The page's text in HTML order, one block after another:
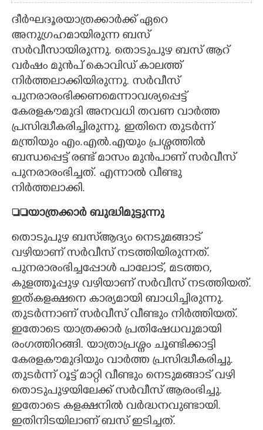
ദീർഘദൂരയാത്രക്കാർക്ക് ഏറെ
അനുഗ്രഹമായിരുന്ന ബസ്
സർവീസായിരുന്നു. തൊടുപുഴ ബസ് ആറ്
വർഷം മുൻപ് കൊവിഡ് കാലത്ത്
നിർത്തലാക്കിയിരുന്നു. സർവീസ്
പുനരാരംഭിക്കണമെന്നാവശ്യപ്പെട്ട്
കേരളകൗമുദി അനവധി തവണ വാർത്ത
പ്രസിദ്ധീകരിച്ചിരുന്നു. ഇതിനെ തുടർന്ന്
മന്ത്രിയും എം.എൽ.എയും പ്രശ്നത്തിൽ
ബന്ധപ്പെട്ട് രണ്ട് മാസം മുൻപാണ് സർവീസ്
പുനരാരംഭിച്ചത്. എന്നാൽ വീണ്ടു
നിർത്തലാക്കി.
യാത്രക്കാർ ബുദ്ധിമുട്ടുന്നു
തൊടുപുഴ ബസ്ആദ്യം നെടുമങ്ങാട്
വഴിയാണ് സർവീസ് നടത്തിയിരുന്നത്.
പുനരാരംഭിച്ചപ്പോൾ പാലോട്, മടത്തറ,
കുളത്തൂപ്പുഴ വഴിയാണ് സർവീസ് നടത്തിയത്.
ഇത്കളക്ഷനെ കാര്യമായി ബാധിച്ചിരുന്നു.
തുടർന്നാണ് സർവീസ് വീണ്ടും നിർത്തിയത്.
ഇതോടെ യാത്രക്കാർ പ്രതിഷേധവുമായി
രംഗത്തിറങ്ങി. യാത്രാപ്രശ്നം ചൂണ്ടിക്കാട്ടി
കേരളകൗമുദിയും വാർത്ത പ്രസിദ്ധീകരിച്ചു.
തുടർന്ന് റൂട്ട് മാറ്റി വീണ്ടും നെടുമങ്ങാട് വഴി
തൊടുപുഴയിലേക്ക് സർവീസ് ആരംഭിച്ചു.
ഇതോടെ കളക്ഷനിൽ വർദ്ധനവുണ്ടായി.
ഇതിനിടയിലാണ് ബസ് ഇടിച്ചത്.